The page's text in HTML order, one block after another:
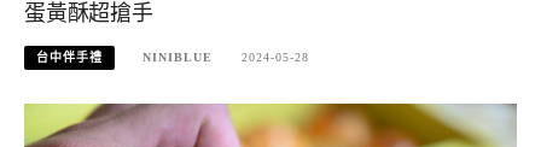
蛋黃酥超搶手
台中伴手禮 NINIBLUE 2024-05-28